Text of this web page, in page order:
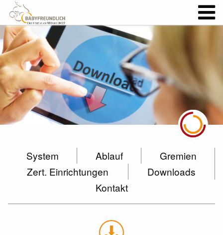
System Ablauf
Gremien
Zert. Einrichtungen
Downloads
Kontakt